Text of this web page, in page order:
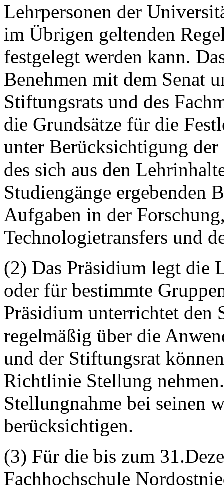
Lehrpersonen der
im Übrigen geltenden
festgelegt werden kann.
Benehmen mit dem Senat
Stiftungsrats und des
die Grundsätze für die
unter Berücksichtigung
des sich aus den
Studiengänge ergebenden
Aufgaben in der
Technologietransfers und
(2) Das Präsidium legt
oder für bestimmte
Präsidium unterrichtet den
regelmäßig über die
und der Stiftungsrat
Richtlinie Stellung
Stellungnahme bei seinen
berücksichtigen.
(3) Für die bis zum
Fachhochschule